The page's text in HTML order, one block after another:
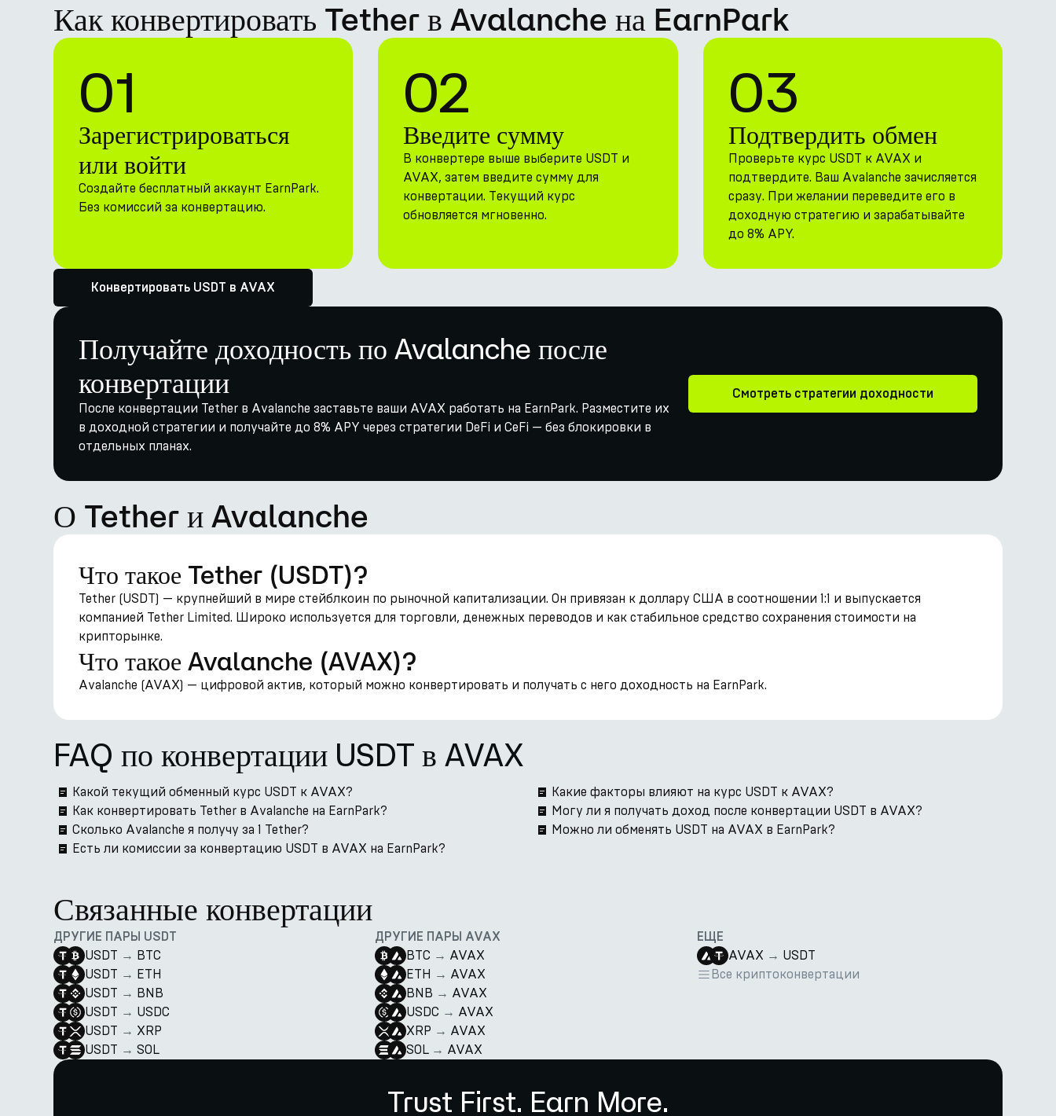
Как конвертировать Tether в Avalanche на EarnPark
01
Зарегистрироваться
или войти
Создайте бесплатный аккаунт EarnPark.
Без комиссий за конвертацию.
02
Введите сумму
В конвертере выше выберите USDT и
AVAX, затем введите сумму для
конвертации. Текущий курс
обновляется мгновенно.
03
Подтвердить обмен
Проверьте курс USDT к AVAX и
подтвердите. Ваш Avalanche зачисляется
сразу. При желании переведите его в
доходную стратегию и зарабатывайте
до 8% APY.
Конвертировать USDT в AVAX
Получайте доходность по Avalanche после
конвертации
После конвертации Tether в Avalanche заставьте ваши AVAX работать на EarnPark. Разместите их
в доходной стратегии и получайте до 8% APY через стратегии DeFi и CeFi — без блокировки в
отдельных планах.
Смотреть стратегии доходности
О Tether и Avalanche
Что такое Tether (USDT)?
Tether (USDT) — крупнейший в мире стейблкоин по рыночной капитализации. Он привязан к доллару США в соотношении 1:1 и выпускается
компанией Tether Limited. Широко используется для торговли, денежных переводов и как стабильное средство сохранения стоимости на
крипторынке.
Что такое Avalanche (AVAX)?
Avalanche (AVAX) — цифровой актив, который можно конвертировать и получать с него доходность на EarnPark.
FAQ по конвертации USDT в AVAX
Какой текущий обменный курс USDT к AVAX?
Как конвертировать Tether в Avalanche на EarnPark?
Сколько Avalanche я получу за 1 Tether?
Есть ли комиссии за конвертацию USDT в AVAX на EarnPark?
Какие факторы влияют на курс USDT к AVAX?
Могу ли я получать доход после конвертации USDT в AVAX?
Можно ли обменять USDT на AVAX в EarnPark?
Связанные конвертации
ДРУГИЕ ПАРЫ USDT
USDT → BTC
USDT → ETH
USDT → BNB
USDT → USDC
USDT → XRP
USDT → SOL
ДРУГИЕ ПАРЫ AVAX
BTC → AVAX
ETH → AVAX
BNB → AVAX
USDC → AVAX
XRP → AVAX
SOL → AVAX
ЕЩЕ
AVAX → USDT
Все криптоконвертации
Trust First. Earn More.